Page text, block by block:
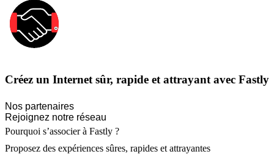
Créez un Internet sûr, rapide et attrayant avec Fastly
Nos partenaires
Rejoignez notre réseau
Pourquoi s’associer à Fastly ?
Proposez des expériences sûres, rapides et attrayantes